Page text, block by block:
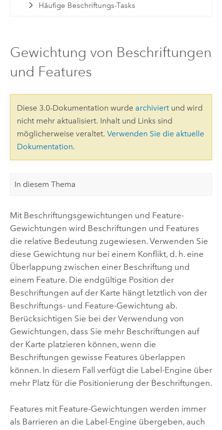
Häufige Beschriftungs-Tasks
Gewichtung von Beschriftungen
und Features
Diese 3.0-Dokumentation wurde archiviertund wird
nicht mehr aktualisiert. Inhalt und Links sind
möglicherweise veraltet. Verwenden Sie die aktuelle
Dokumentation.
In diesem Thema
Mit Beschriftungsgewichtungen und Feature-
Gewichtungen wird Beschriftungen und Features
die relative Bedeutung zugewiesen. Verwenden Sie
diese Gewichtung nur bei einem Konflikt, d. h. eine
Überlappung zwischen einer Beschriftung und
einem Feature. Die endgültige Position der
Beschriftungen auf der Karte hängt letztlich von der
Beschriftungs- und Feature-Gewichtung ab.
Berücksichtigen Sie bei der Verwendung von
Gewichtungen, dass Sie mehr Beschriftungen auf
der Karte platzieren können, wenn die
Beschriftungen gewisse Features überlappen
können. In diesem Fall verfügt die Label-Engine über
mehr Platz für die Positionierung der Beschriftungen.
Features mit Feature-Gewichtungen werden immer
als Barrieren an die Label-Engine übergeben, auch